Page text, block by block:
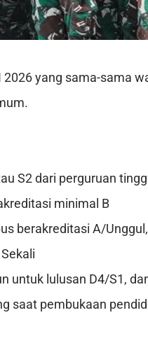
yang sama-sama
S2 dari perguruan
minimal B
berakreditasi A/
untuk lulusan D4/S1,
saat pembukaan